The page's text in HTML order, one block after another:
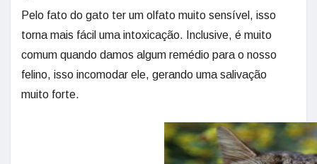
Pelo fato do gato ter um olfato muito sensível, isso
torna mais fácil uma intoxicação. Inclusive, é muito
comum quando damos algum remédio para o nosso
felino, isso incomodar ele, gerando uma salivação
muito forte.